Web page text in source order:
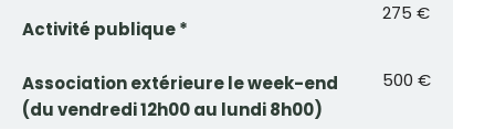
Activité publique *
275 €
Association extérieure le week-end
(du vendredi 12h00 au lundi 8h00)
500 €